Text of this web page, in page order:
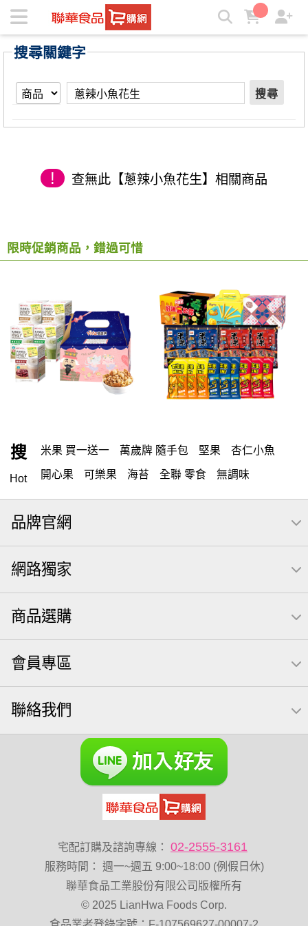
【蔥辣小魚花生】搜尋結果 | ★聯華食品e購網★
搜尋關鍵字
搜尋
! 查無此【蔥辣小魚花生】相關商品
限時促銷商品，錯過可惜
搜
Hot
米果 買一送一 萬歲牌 隨手包 堅果 杏仁小魚
開心果 可樂果 海苔 全聯 零食 無調味
全聯 禮盒 堅穀力 綜合纖果 米果 元本山
全聯 素食
桶裝堅果 腰果 核桃 高蛋白 無調味堅果
元氣什穀堅果飲
三角飯糰海苔 【萬歲牌】每日堅果系列 全聯 拜拜
起司
小魚干 Icash 洋芋片 紅棗 萬歲牌 南瓜籽 素食
芋頭
南瓜子 VA 萬歲牌 總匯點心包(42gx20包)
榛果 開心果 萬歲牌 禮盒 三角飯糰
萬歲牌 米果 減糖日記 芥末 可樂果
三角壽司海苔 全素卡迪那 薯條
全聯 海苔 無加糖
三角 杏仁小魚乾 蔓越梅 梅子 隨手包
全聯 海苔細 無調味綜合果 烘焙 小魚乾
蜜汁腰果 黑豆 寶咖咖 15g 豌豆 飯卷專用海苔
品牌官網
網路獨家
商品選購
會員專區
聯絡我們
宅配訂購及諮詢專線： 02-2555-3161
服務時間 ：
週一~週五 9:00~18:00 (例假日休)
聯華食品工業股份有限公司版權所有
© 2025 LianHwa Foods Corp.